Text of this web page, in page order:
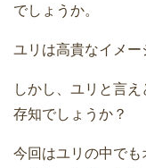
でしょうか。
ユリは高貴なイメー
しかし、ユリと言
存知でしょうか？
今回はユリの中で